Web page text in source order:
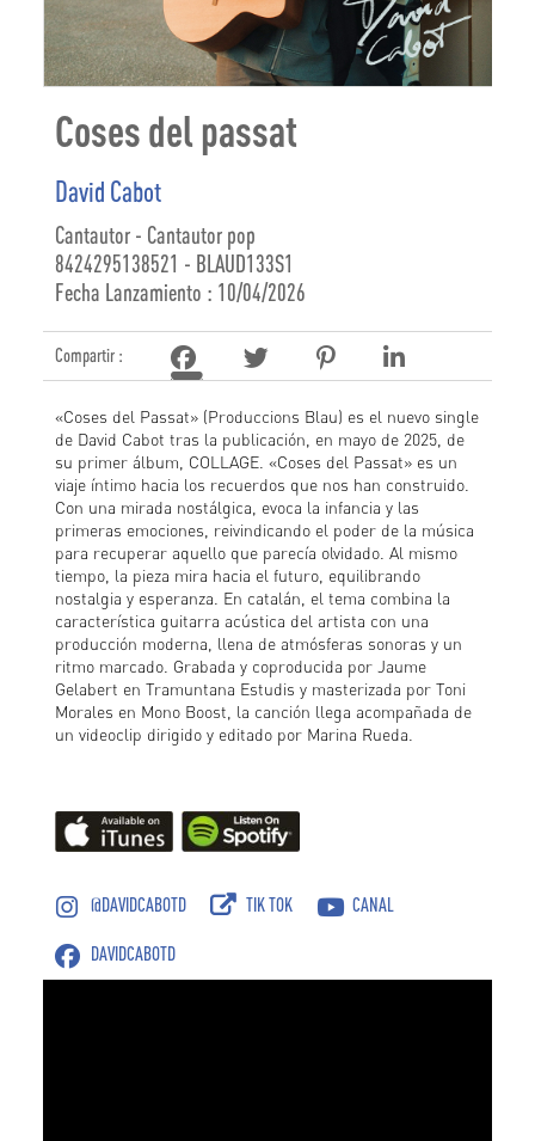
Coses del passat
David Cabot
Cantautor - Cantautor pop
8424295138521 - BLAUD133S1
Fecha Lanzamiento : 10/04/2026
Compartir :
«Coses del Passat» (Produccions Blau) es el nuevo single
de David Cabot tras la publicación, en mayo de 2025, de
su primer álbum, COLLAGE. «Coses del Passat» es un
viaje íntimo hacia los recuerdos que nos han construido.
Con una mirada nostálgica, evoca la infancia y las
primeras emociones, reivindicando el poder de la música
para recuperar aquello que parecía olvidado. Al mismo
tiempo, la pieza mira hacia el futuro, equilibrando
nostalgia y esperanza. En catalán, el tema combina la
característica guitarra acústica del artista con una
producción moderna, llena de atmósferas sonoras y un
ritmo marcado. Grabada y coproducida por Jaume
Gelabert en Tramuntana Estudis y masterizada por Toni
Morales en Mono Boost, la canción llega acompañada de
un videoclip dirigido y editado por Marina Rueda.
@DAVIDCABOTD TIK TOK CANAL
DAVIDCABOTD